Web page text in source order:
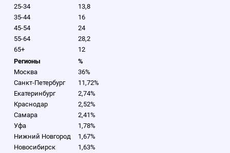
25-34
13,8
35-44
16
45-54
24
55-64
28,2
65+
12
Регионы
%
Москва
36%
Санкт-Петербург
11,72%
Екатеринбург
2,74%
Краснодар
2,52%
Самара
2,41%
Уфа
1,78%
Нижний Новгород
1,67%
Новосибирск
1,63%